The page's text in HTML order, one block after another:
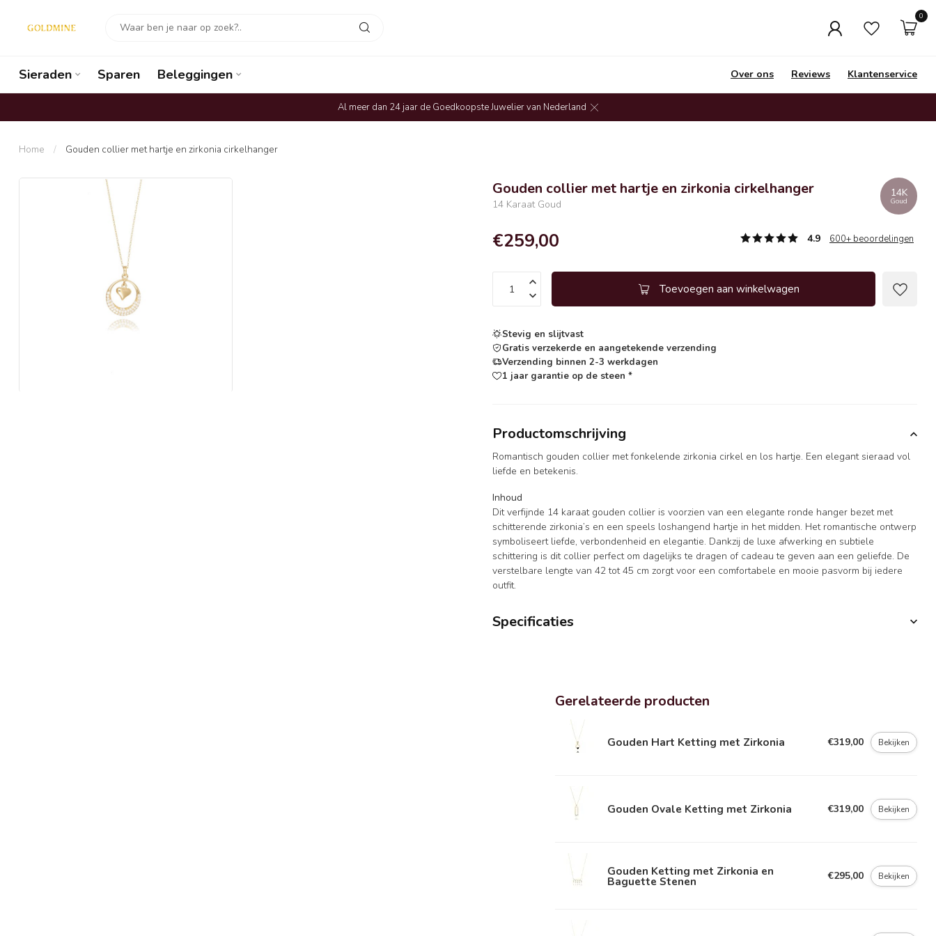
0
Sieraden Sparen Beleggingen Over ons Reviews Klantenservice
Al meer dan 24 jaar de Goedkoopste Juwelier van Nederland
Home / Gouden collier met hartje en zirkonia cirkelhanger
Gouden collier met hartje en zirkonia cirkelhanger
14 Karaat Goud
14K
Goud
€259,00 4.9 600+ beoordelingen
Toevoegen aan winkelwagen
Stevig en slijtvast
Gratis verzekerde en aangetekende verzending
Verzending binnen 2-3 werkdagen
1 jaar garantie op de steen *
Productomschrijving
Romantisch gouden collier met fonkelende zirkonia cirkel en los hartje. Een elegant sieraad vol
liefde en betekenis.
Inhoud
Dit verfijnde 14 karaat gouden collier is voorzien van een elegante ronde hanger bezet met
schitterende zirkonia’s en een speels loshangend hartje in het midden. Het romantische ontwerp
symboliseert liefde, verbondenheid en elegantie. Dankzij de luxe afwerking en subtiele
schittering is dit collier perfect om dagelijks te dragen of cadeau te geven aan een geliefde. De
verstelbare lengte van 42 tot 45 cm zorgt voor een comfortabele en mooie pasvorm bij iedere
outfit.
Specificaties
Gerelateerde producten
Gouden Hart Ketting met Zirkonia €319,00 Bekijken
Gouden Ovale Ketting met Zirkonia €319,00 Bekijken
Gouden Ketting met Zirkonia en
Baguette Stenen €295,00 Bekijken